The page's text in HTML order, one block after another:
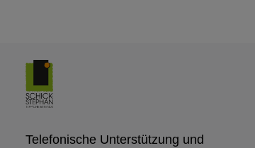
Telefonische Unterstützung und